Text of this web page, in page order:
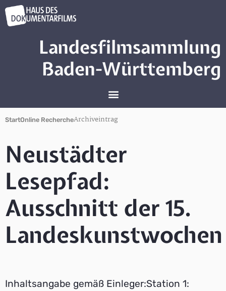
Landesfilmsammlung
Baden-Württemberg
StartOnline RechercheArchiveintrag
Neustädter
Lesepfad:
Ausschnitt der 15.
Landeskunstwochen
Inhaltsangabe gemäß Einleger:Station 1: